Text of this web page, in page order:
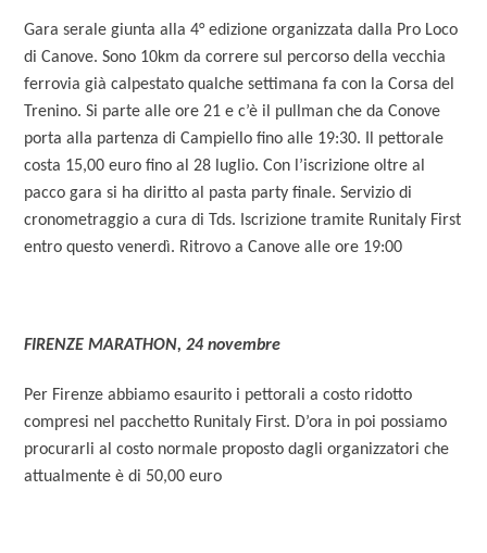
Gara serale giunta alla 4° edizione organizzata dalla Pro Loco
di Canove. Sono 10km da correre sul percorso della vecchia
ferrovia già calpestato qualche settimana fa con la Corsa del
Trenino. Si parte alle ore 21 e c’è il pullman che da Conove
porta alla partenza di Campiello fino alle 19:30. Il pettorale
costa 15,00 euro fino al 28 luglio. Con l’iscrizione oltre al
pacco gara si ha diritto al pasta party finale. Servizio di
cronometraggio a cura di Tds. Iscrizione tramite Runitaly First
entro questo venerdì. Ritrovo a Canove alle ore 19:00
FIRENZE MARATHON, 24 novembre
Per Firenze abbiamo esaurito i pettorali a costo ridotto
compresi nel pacchetto Runitaly First. D’ora in poi possiamo
procurarli al costo normale proposto dagli organizzatori che
attualmente è di 50,00 euro